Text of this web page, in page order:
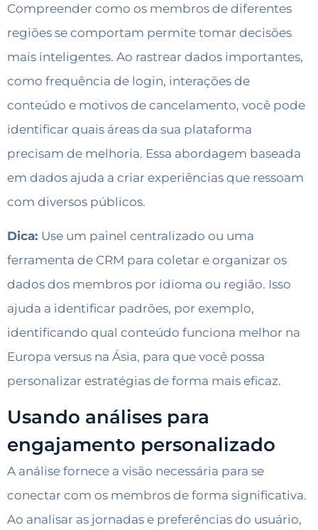
Compreender como os membros de diferentes
regiões se comportam permite tomar decisões
mais inteligentes. Ao rastrear dados importantes,
como frequência de login, interações de
conteúdo e motivos de cancelamento, você pode
identificar quais áreas da sua plataforma
precisam de melhoria. Essa abordagem baseada
em dados ajuda a criar experiências que ressoam
com diversos públicos.
Dica: Use um painel centralizado ou uma
ferramenta de CRM para coletar e organizar os
dados dos membros por idioma ou região. Isso
ajuda a identificar padrões, por exemplo,
identificando qual conteúdo funciona melhor na
Europa versus na Ásia, para que você possa
personalizar estratégias de forma mais eficaz.
Usando análises para
engajamento personalizado
A análise fornece a visão necessária para se
conectar com os membros de forma significativa.
Ao analisar as jornadas e preferências do usuário,